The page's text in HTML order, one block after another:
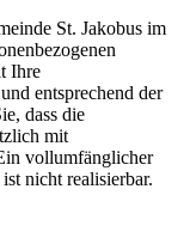
St. Jakobus im
Ihre
entsprechend der
dass die
mit
vollumfänglicher
nicht realisierbar.